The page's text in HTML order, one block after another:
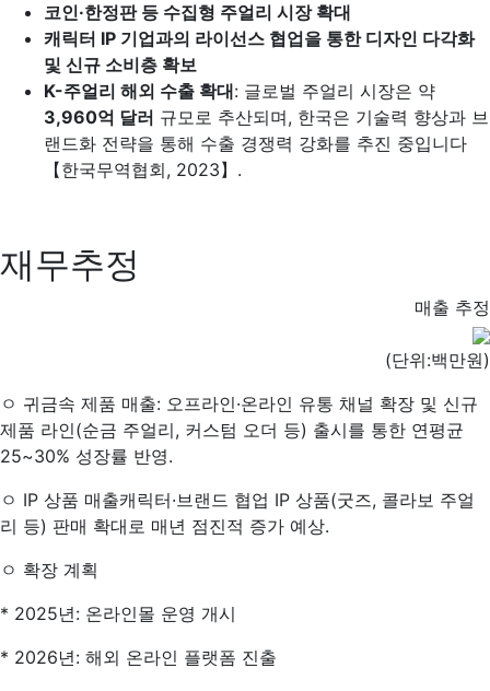
코인·한정판 등 수집형 주얼리 시장 확대
캐릭터 IP 기업과의 라이선스 협업을 통한 디자인 다각화
및 신규 소비층 확보
K-주얼리 해외 수출 확대: 글로벌 주얼리 시장은 약
3,960억 달러 규모로 추산되며, 한국은 기술력 향상과 브
랜드화 전략을 통해 수출 경쟁력 강화를 추진 중입니다
【한국무역협회, 2023】.
재무추정
매출 추정
(단위:백만원)
ㅇ 귀금속 제품 매출: 오프라인·온라인 유통 채널 확장 및 신규
제품 라인(순금 주얼리, 커스텀 오더 등) 출시를 통한 연평균
25~30% 성장률 반영.
ㅇ IP 상품 매출캐릭터·브랜드 협업 IP 상품(굿즈, 콜라보 주얼
리 등) 판매 확대로 매년 점진적 증가 예상.
ㅇ 확장 계획
* 2025년: 온라인몰 운영 개시
* 2026년: 해외 온라인 플랫폼 진출